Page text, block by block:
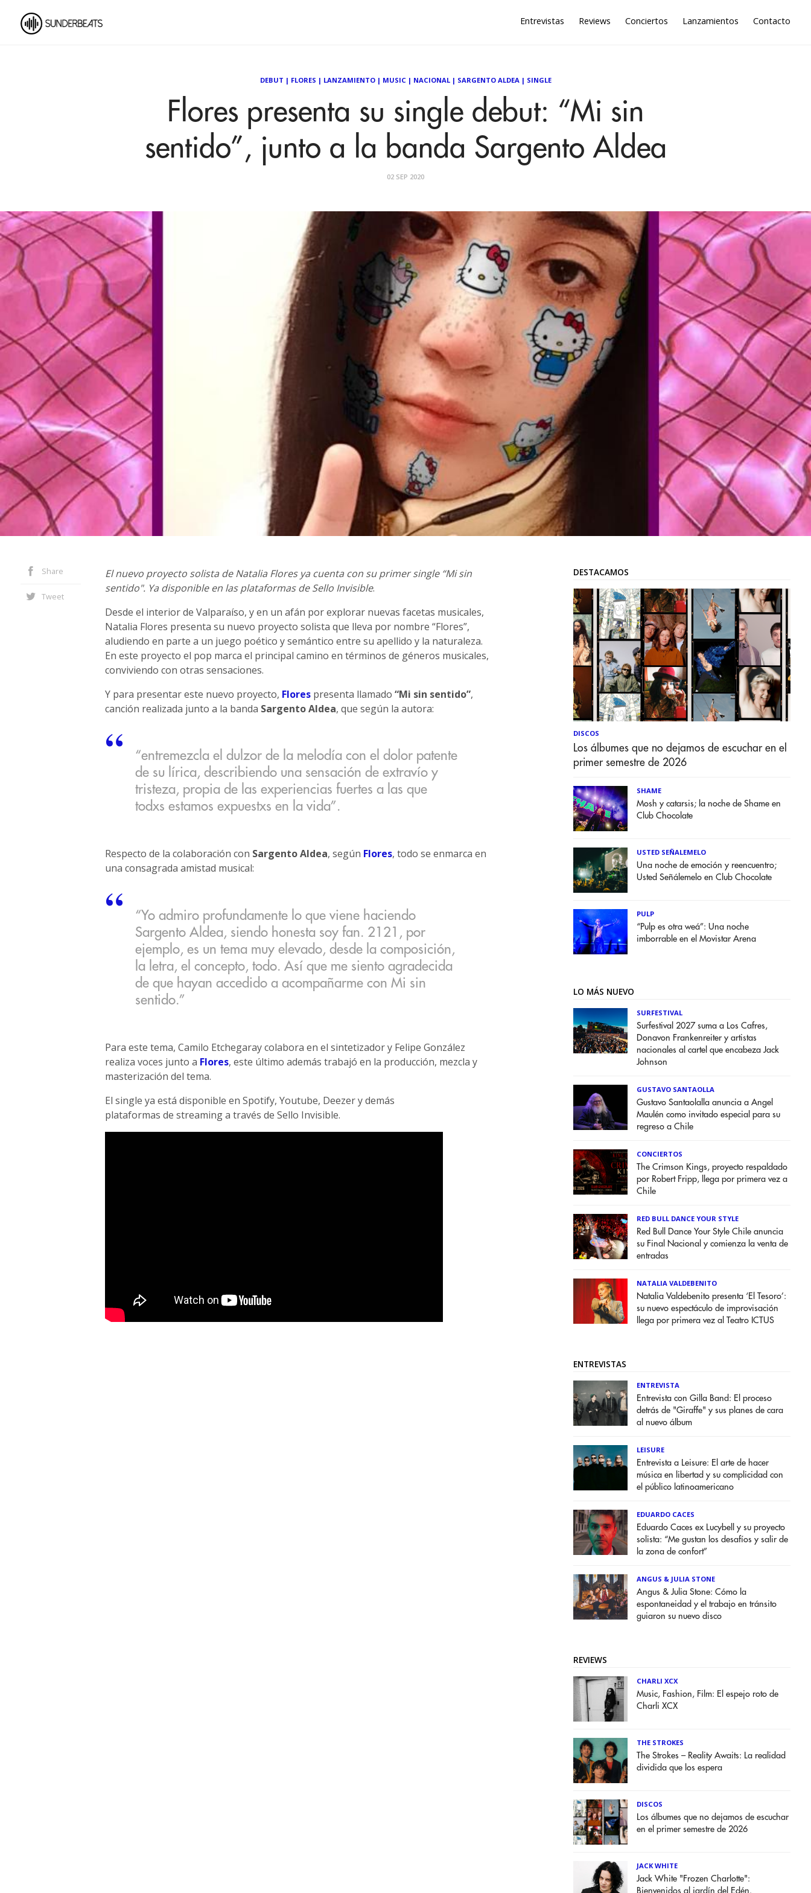
Entrevistas Reviews Conciertos Lanzamientos Contacto
DEBUT | FLORES | LANZAMIENTO| MUSIC| NACIONAL| SARGENTO ALDEA| SINGLE
Flores presenta su single debut: “Mi sin
sentido”, junto a la banda Sargento Aldea
02 SEP 2020
Share
Tweet
El nuevo proyecto solista de Natalia Flores ya cuenta con su primer single “Mi sin
sentido". Ya disponible en las plataformas de Sello Invisible.
Desde el interior de Valparaíso, y en un afán por explorar nuevas facetas musicales,
Natalia Flores presenta su nuevo proyecto solista que lleva por nombre “Flores”,
aludiendo en parte a un juego poético y semántico entre su apellido y la naturaleza.
En este proyecto el pop marca el principal camino en términos de géneros musicales,
conviviendo con otras sensaciones.
Y para presentar este nuevo proyecto, Florespresenta llamado “Mi sin sentido”,
canción realizada junto a la banda Sargento Aldea, que según la autora:
“entremezcla el dulzor de la melodía con el dolor patente
de su lírica, describiendo una sensación de extravío y
tristeza, propia de las experiencias fuertes a las que
todxs estamos expuestxs en la vida”.​
Respecto de la colaboración con Sargento Aldea, según Flores, todo se enmarca en
una consagrada amistad musical:
“Yo admiro profundamente lo que viene haciendo
Sargento Aldea, siendo honesta soy fan. 2121, por
ejemplo, es un tema muy elevado, desde la composición,
la letra, el concepto, todo. Así que me siento agradecida
de que hayan accedido a acompañarme con Mi sin
sentido.”
Para este tema, Camilo Etchegaray colabora en el sintetizador y Felipe González
realiza voces junto a Flores, este último además trabajó en la producción, mezcla y
masterización del tema. ​
El single ya está disponible en Spotify, Youtube, Deezer y demás
plataformas de streaming a través de Sello Invisible.
DESTACAMOS
DISCOS
Los álbumes que no dejamos de escuchar en el
primer semestre de 2026
SHAME
Mosh y catarsis; la noche de Shame en
Club Chocolate
USTED SEÑALEMELO
Una noche de emoción y reencuentro;
Usted Señálemelo en Club Chocolate
PULP
“Pulp es otra weá”: Una noche
imborrable en el Movistar Arena
LO MÁS NUEVO
SURFESTIVAL
Surfestival 2027 suma a Los Cafres,
Donavon Frankenreiter y artistas
nacionales al cartel que encabeza Jack
Johnson
GUSTAVO SANTAOLLA
Gustavo Santaolalla anuncia a Angel
Maulén como invitado especial para su
regreso a Chile
CONCIERTOS
The Crimson Kings, proyecto respaldado
por Robert Fripp, llega por primera vez a
Chile
RED BULL DANCE YOUR STYLE
Red Bull Dance Your Style Chile anuncia
su Final Nacional y comienza la venta de
entradas
NATALIA VALDEBENITO
Natalia Valdebenito presenta ‘El Tesoro’:
su nuevo espectáculo de improvisación
llega por primera vez al Teatro ICTUS
ENTREVISTAS
ENTREVISTA
Entrevista con Gilla Band: El proceso
detrás de "Giraffe" y sus planes de cara
al nuevo álbum
LEISURE
Entrevista a Leisure: El arte de hacer
música en libertad y su complicidad con
el público latinoamericano
EDUARDO CACES
Eduardo Caces ex Lucybell y su proyecto
solista: “Me gustan los desafíos y salir de
la zona de confort”
ANGUS & JULIA STONE
Angus & Julia Stone: Cómo la
espontaneidad y el trabajo en tránsito
guiaron su nuevo disco
REVIEWS
CHARLI XCX
Music, Fashion, Film: El espejo roto de
Charli XCX
THE STROKES
The Strokes – Reality Awaits: La realidad
dividida que los espera
DISCOS
Los álbumes que no dejamos de escuchar
en el primer semestre de 2026
JACK WHITE
Jack White "Frozen Charlotte":
Bienvenidos al jardín del Edén.